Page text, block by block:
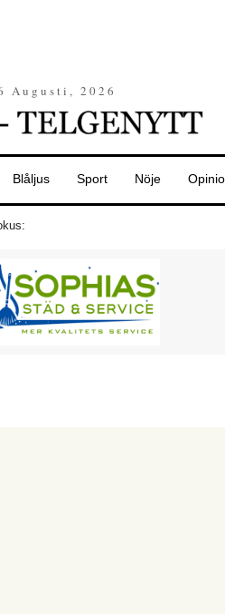
Augusti, 2026
Blåljus Sport Nöje